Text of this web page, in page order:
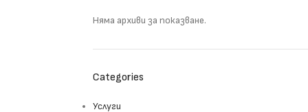
Няма архиви за показване.
Categories
Услуги